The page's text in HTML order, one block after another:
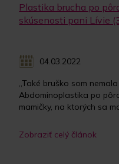
Plastika brucha po
skúsenosti pani Lívie
04.03.2022
„Také bruško som
Abdominoplastika po
mamičky, na ktorých sa
Zobraziť celý článok